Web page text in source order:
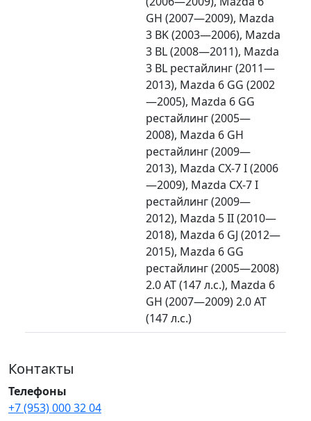
GH (2007—2009), Mazda
3 BK (2003—2006), Mazda
3 BL (2008—2011), Mazda
3 BL рестайлинг (2011—
2013), Mazda 6 GG (2002
—2005), Mazda 6 GG
рестайлинг (2005—
2008), Mazda 6 GH
рестайлинг (2009—
2013), Mazda CX-7 I (2006
—2009), Mazda CX-7 I
рестайлинг (2009—
2012), Mazda 5 II (2010—
2018), Mazda 6 GJ (2012—
2015), Mazda 6 GG
рестайлинг (2005—2008)
2.0 AT (147 л.с.), Mazda 6
GH (2007—2009) 2.0 AT
(147 л.с.)
Контакты
Телефоны
+7 (953) 000 32 04